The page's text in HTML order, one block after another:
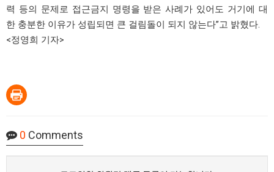
력 등의 문제로 접근금지 명령을 받은 사례가 있어도 거기에 대
한 충분한 이유가 성립되면 큰 걸림돌이 되지 않는다”고 밝혔다.
<정영희 기자>
0 Comments